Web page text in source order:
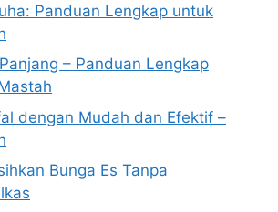
Panduan Lengkap untuk
– Panduan Lengkap
dengan Mudah dan Efektif –
Bunga Es Tanpa